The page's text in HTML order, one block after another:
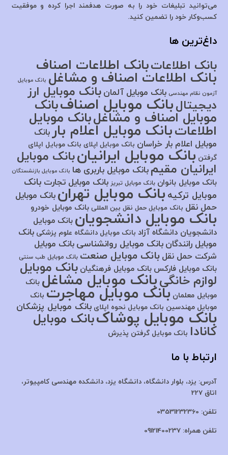
می‌توانید تبلیغات خود را به صورت هدفمند اجرا کرده و موفقیت
کسب‌وکار خود را تضمین کنید.
داغ‌ترین ها
بانک اطلاعاتبانک اطلاعات اصناف
بانک اطلاعات اصناف و مشاغل بانک موبایل
آزمون نظام مهندسی بانک موبایل آلمان بانک موبایل ارز
دیجیتالبانک موبایل اصنافبانک
موبایل اصناف و مشاغلبانک موبایل
اطلاعاتبانک موبایل اعلام باربانک
موبایل اعلام بار خراسان بانک موبایل اپلای بانک موبایل اپلای
گرفتن بانک موبایل ایرانیانبانک موبایل
ایرانیان مقیم بانک موبایل باربری ها بانک موبایل بازنشستگان
بانک موبایل بانوان بانک موبایل تبریز بانک موبایل تجارت بانک
موبایل ترکیه بانک موبایل تهران بانک موبایل
حمل نقل بانک موبایل حمل نقل بین المللی بانک موبایل خودرو
بانک موبایل دانشجویان بانک موبایل
دانشجویان دانشگاه آزاد بانک موبایل دانشگاه علوم پزشکی بانک
موبایل رانندگان بانک موبایل روانشناسی بانک موبایل
شرکت حمل نقل بانک موبایل صنعت بانک موبایل طب سنتی
بانک موبایل فارکس بانک موبایل فرهنگیان بانک موبایل
لوازم خانگیبانک موبایل مشاغلبانک
موبایل معلمان بانک موبایل مهاجرت بانک
موبایل مهندسین بانک موبایل نحوه اپلای بانک موبایل پزشکان
بانک موبایل پوشاکبانک موبایل
کانادا بانک موبایل گرفتن پذیرش
ارتباط با ما
آدرس: یزد، بلوار دانشگاه، دانشگاه یزد،دانشکده مهندسی کامپیوتر،
اتاق 227
تلفن: 03531232360
تلفن همراه: 09121400237